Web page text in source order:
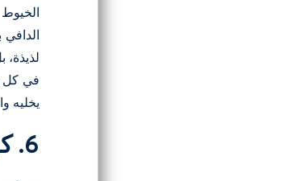
في كل
يخليه
6. كولومبه كرمان (Kolompeh Kerman)